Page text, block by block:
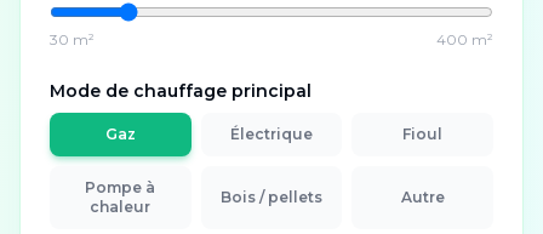
30 m² 400 m²
Mode de chauffage principal
Gaz Électrique Fioul
Pompe à
chaleur
Bois / pellets Autre